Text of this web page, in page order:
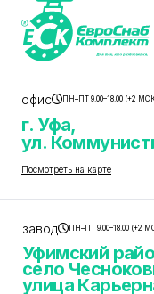
офис ПН–ПТ 9.00–18.00 (+2
г. Уфа,
ул.
Посмотреть на карте
завод ПН–ПТ 9.00–18.00 (+2
Уфимский
село
улица